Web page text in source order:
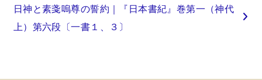
日神と素戔嗚尊の誓約｜『日本書紀』巻第一（神代
上）第六段〔一書１、３〕